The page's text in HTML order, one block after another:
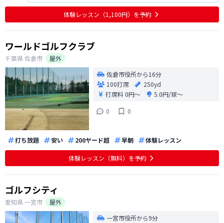
体験レッスン（1,100円）を予約
ワールドゴルフクラブ
千葉県佐倉市
屋外
佐倉市役所から16分
100打席
250yd
打席料0円〜
5.0円/球〜
0
0
打ち放題 安い 200ヤード超 早朝 体験レッスン
体験レッスン（無料）を予約
ゴルフシティ
愛知県 一宮市
屋外
一宮市役所から9分